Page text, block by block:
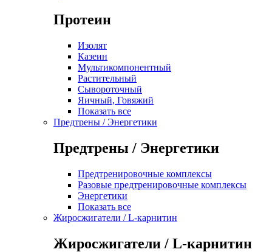
Протеин
Изолят
Казеин
Мультикомпонентный
Растительный
Сывороточный
Яичный, Говяжий
Показать все
Предтрены / Энергетики
Предтрены / Энергетики
Предтренировочные комплексы
Разовые предтренировочные комплексы
Энергетики
Показать все
Жиросжигатели / L-карнитин
Жиросжигатели / L-карнитин